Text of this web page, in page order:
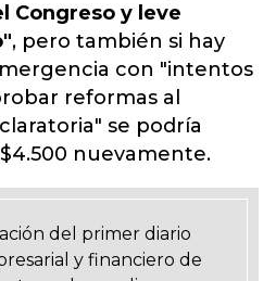
Congreso y leve
, pero también si hay
con "intentos
reformas al
se podría
nuevamente.
del primer diario
y financiero de